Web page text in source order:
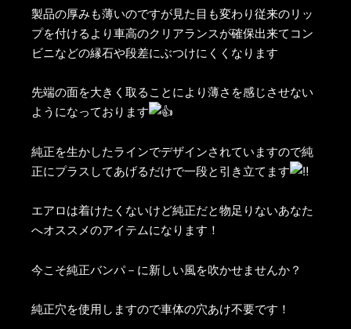
製品の厚みも薄いのですが見た目も変わり従来のリッ
プを付けるより車高のクリアランスが確保出来てコン
ビニなどの縁石や段差にぶつけにくくなります
先端の面を大きく取ることにより薄さを感じさせない
ようになっております
純正を生かしたラインでデザインされていますので純
正にプラスしてあげるだけで一段と引き立てます
エアロは着けたくないけど純正だと物足りないあなた
へオススメのアイテムになります！
今こそ純正バンパ－に新しい風を吹かせませんか？
純正穴を使用しますので車体の穴あけ不要です！